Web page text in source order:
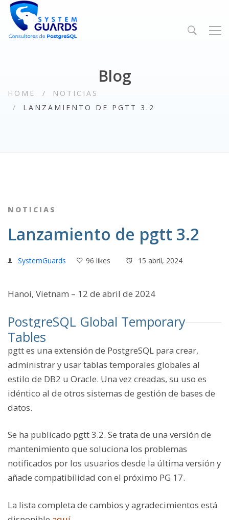
Blog
HOME
NOTICIAS
LANZAMIENTO DE PGTT 3.2
NOTICIAS
Lanzamiento de pgtt 3.2
SystemGuards 96 likes 15 abril, 2024
Hanoi, Vietnam – 12 de abril de 2024
PostgreSQL Global Temporary
Tables
pgtt es una extensión de PostgreSQL para crear,
administrar y usar tablas temporales globales al
estilo de DB2 u Oracle. Una vez creadas, su uso es
idéntico al de otros sistemas de gestión de bases de
datos.
Se ha publicado pgtt 3.2. Se trata de una versión de
mantenimiento que soluciona los problemas
notificados por los usuarios desde la última versión y
añade compatibilidad con el próximo PG 17.
La lista completa de cambios y agradecimientos está